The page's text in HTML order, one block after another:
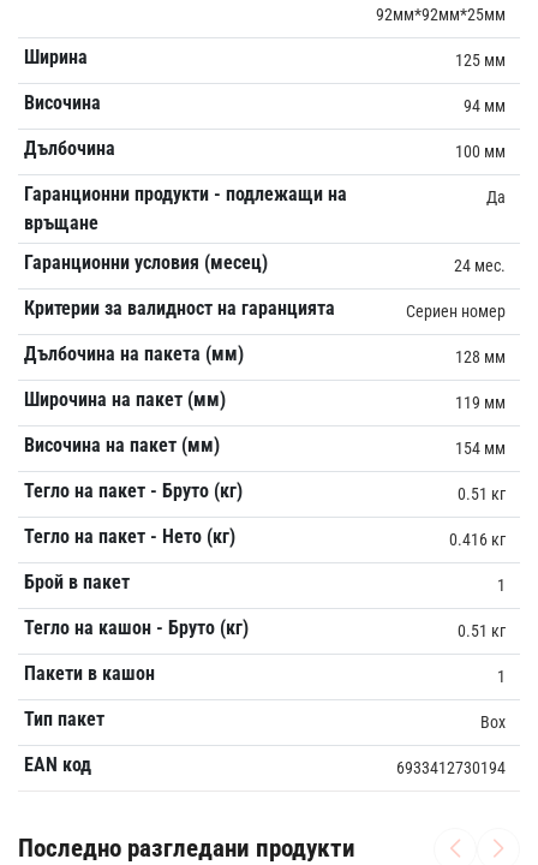
92мм*92мм*25мм
Ширина 125 мм
Височина 94 мм
Дълбочина 100 мм
Гаранционни продукти - подлежащи на
връщане
Да
Гаранционни условия (месец) 24 мес.
Критерии за валидност на гаранцията Сериен номер
Дълбочина на пакета (мм) 128 мм
Широчина на пакет (мм) 119 мм
Височина на пакет (мм) 154 мм
Тегло на пакет - Бруто (кг) 0.51 кг
Тегло на пакет - Нето (кг) 0.416 кг
Брой в пакет 1
Тегло на кашон - Бруто (кг) 0.51 кг
Пакети в кашон 1
Тип пакет Box
EAN код 6933412730194
Последно разгледани продукти